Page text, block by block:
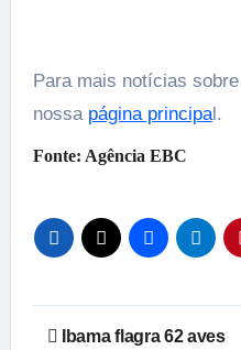
Para mais notícias
nossa página principal.
Fonte: Agência EBC
Navegação
Ibama flagra 62 aves